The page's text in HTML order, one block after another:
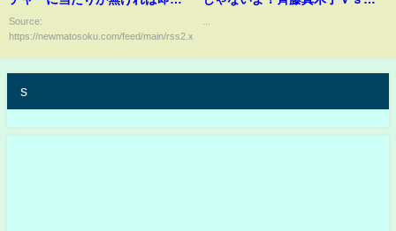
報」→ガチで当たりが無く警察
出動した結果ｗｗｗｗｗｗｗｗ
ｗw
Source:
https://newmatosoku.com/feed/main/rss2.xml...
s